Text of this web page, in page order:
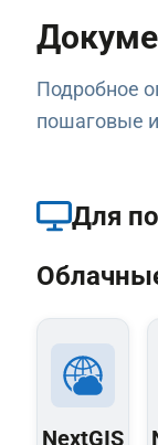
Подробное
пошаговые
Для
NextGIS